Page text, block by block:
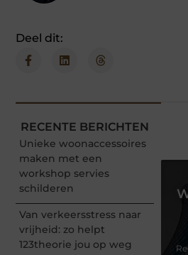
Deel dit:
RECENTE BERICHTEN
Unieke woonaccessoires
maken met een
workshop servies
schilderen
Van verkeersstress naar
vrijheid: zo helpt
123theorie jou op weg